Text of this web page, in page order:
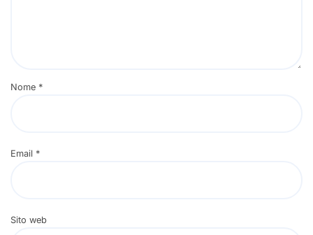
Nome *
Email *
Sito web